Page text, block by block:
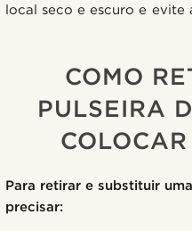
local seco e escuro e evite
COMO
PULSEIRA
Para retirar e substituir
precisar: